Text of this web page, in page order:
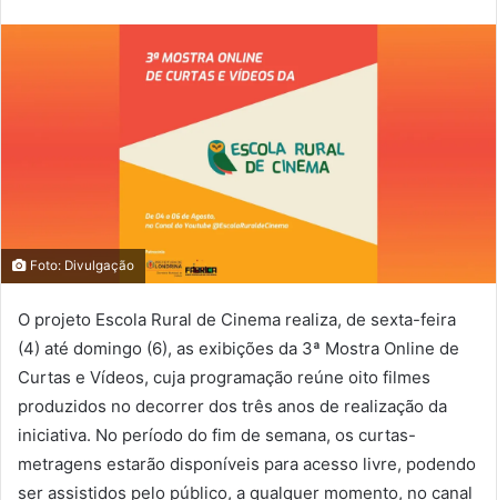
Foto: Divulgação
O projeto Escola Rural de Cinema realiza, de sexta-feira
(4) até domingo (6), as exibições da 3ª Mostra Online de
Curtas e Vídeos, cuja programação reúne oito filmes
produzidos no decorrer dos três anos de realização da
iniciativa. No período do fim de semana, os curtas-
metragens estarão disponíveis para acesso livre, podendo
ser assistidos pelo público, a qualquer momento, no canal